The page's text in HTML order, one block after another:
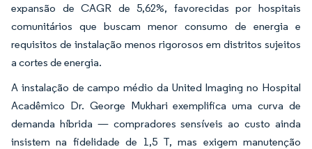
expansão de CAGR de 5,62%, favorecidas por hospitais
comunitários que buscam menor consumo de energia e
requisitos de instalação menos rigorosos em distritos sujeitos
a cortes de energia.
A instalação de campo médio da United Imaging no Hospital
Acadêmico Dr. George Mukhari exemplifica uma curva de
demanda híbrida — compradores sensíveis ao custo ainda
insistem na fidelidade de 1,5 T, mas exigem manutenção